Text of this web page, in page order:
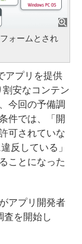
ォームとされ
アプリを提供
安なコンテン
今回の予備調
件では、「開
可されていな
反している」
ことになった
アプリ開発者
査を開始し